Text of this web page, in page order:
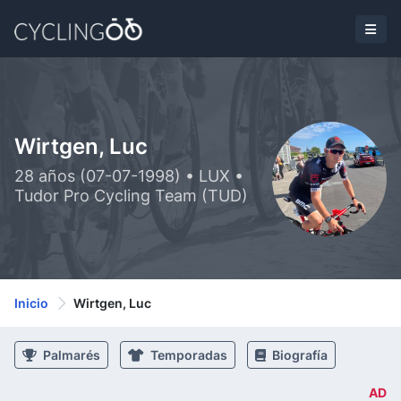
Wirtgen, Luc
28 años (07-07-1998) • LUX •
Tudor Pro Cycling Team (TUD)
Inicio Wirtgen, Luc
Palmarés Temporadas Biografía
AD